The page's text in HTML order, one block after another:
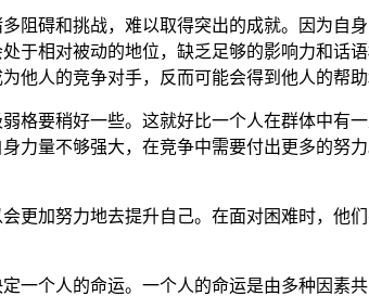
碍和挑战，难以取得突出的成就。因为自
于相对被动的地位，缺乏足够的影响力和话
他人的竞争对手，反而可能会得到他人的帮助
格要稍好一些。这就好比一个人在群体中有
力量不够强大，在竞争中需要付出更多的努
更加努力地去提升自己。在面对困难时，他
一个人的命运。一个人的命运是由多种因素